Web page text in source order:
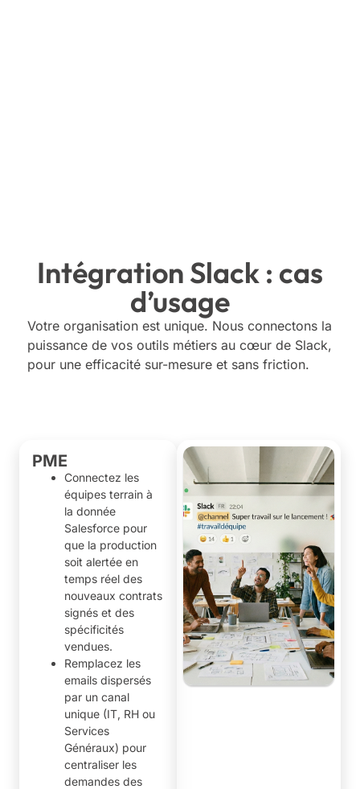
Intégration Slack : cas
d’usage
Votre organisation est unique. Nous connectons la
puissance de vos outils métiers au cœur de Slack,
pour une efficacité sur-mesure et sans friction.
PME
Connectez les
équipes terrain à
la donnée
Salesforce pour
que la production
soit alertée en
temps réel des
nouveaux contrats
signés et des
spécificités
vendues.
Remplacez les
emails dispersés
par un canal
unique (IT, RH ou
Services
Généraux) pour
centraliser les
demandes des